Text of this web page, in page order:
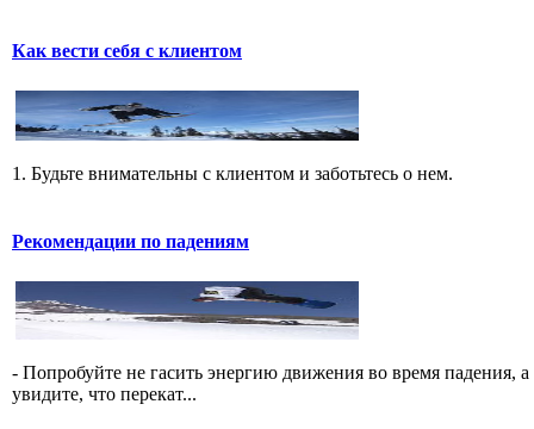
Как вести себя с клиентом
1. Будьте внимательны с клиентом и заботьтесь о нем.
Рекомендации по падениям
- Попробуйте не гасить энергию движения во время падения,
увидите, что перекат...